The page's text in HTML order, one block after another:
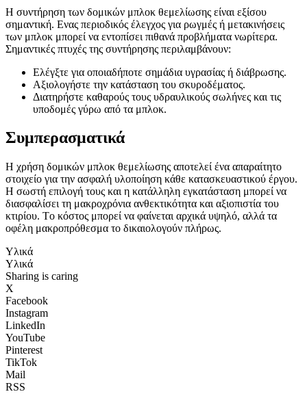
Η συντήρηση των δομικών μπλοκ θεμελίωσης είναι εξίσου
σημαντική. Ενας περιοδικός έλεγχος για ρωγμές ή μετακινήσεις
των μπλοκ μπορεί να εντοπίσει πιθανά προβλήματα νωρίτερα.
Σημαντικές πτυχές της συντήρησης περιλαμβάνουν:
Ελέγξτε για οποιαδήποτε σημάδια υγρασίας ή διάβρωσης.
Αξιολογήστε την κατάσταση του σκυροδέματος.
Διατηρήστε καθαρούς τους υδραυλικούς σωλήνες και τις
υποδομές γύρω από τα μπλοκ.
Συμπερασματικά
Η χρήση δομικών μπλοκ θεμελίωσης αποτελεί ένα απαραίτητο
στοιχείο για την ασφαλή υλοποίηση κάθε κατασκευαστικού έργου.
Η σωστή επιλογή τους και η κατάλληλη εγκατάσταση μπορεί να
διασφαλίσει τη μακροχρόνια ανθεκτικότητα και αξιοπιστία του
κτιρίου. Τo κόστος μπορεί να φαίνεται αρχικά υψηλό, αλλά τα
οφέλη μακροπρόθεσμα το δικαιολογούν πλήρως.
Υλικά
Υλικά
Sharing is caring
X
Facebook
Instagram
LinkedIn
YouTube
Pinterest
TikTok
Mail
RSS